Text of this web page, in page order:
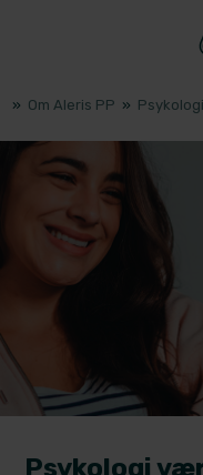
» Om Aleris PP »
Psykologi